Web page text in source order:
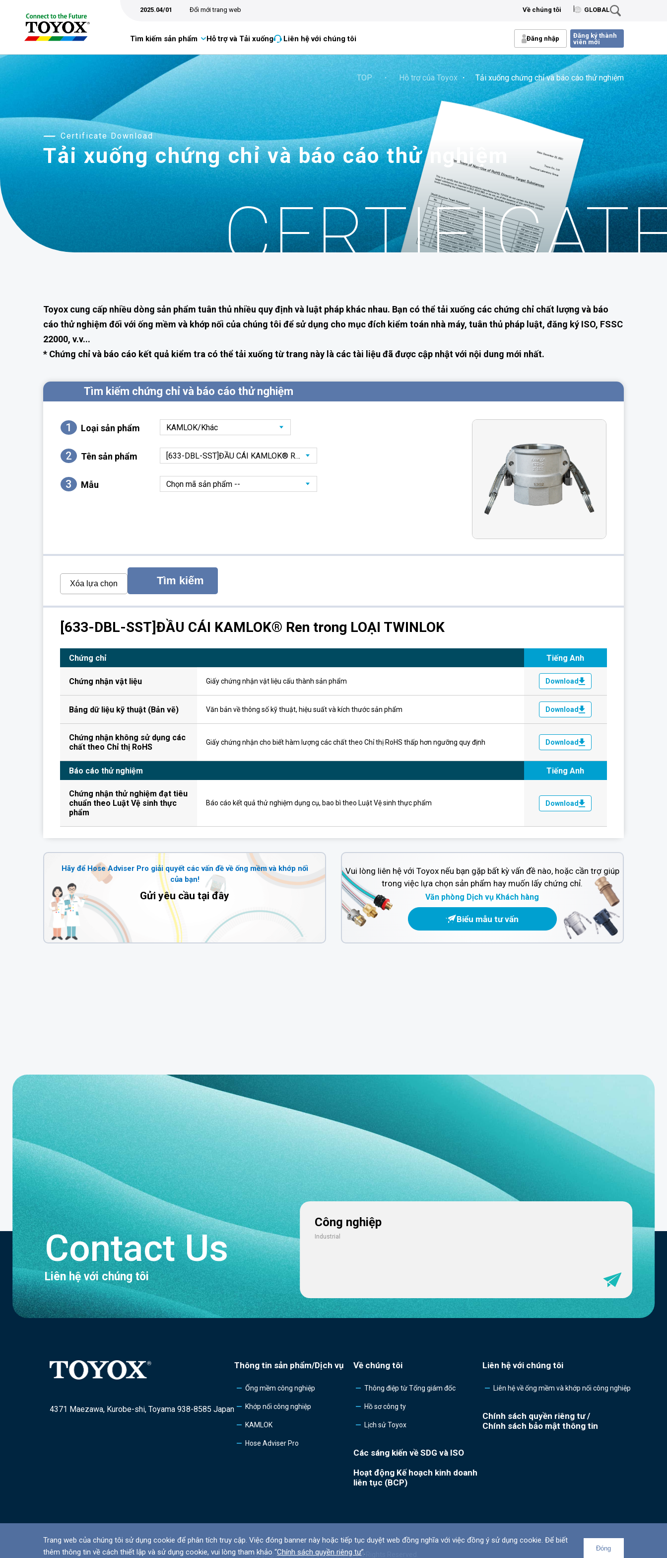
Trang web của chúng tôi sử dụng cookie để phân tích truy cập. Việc đóng banner này hoặc tiếp tục duyệt web đồng nghĩa với việc đồng ý sử dụng cookie. Để biết
thêm thông tin về cách thiết lập và sử dụng cookie, vui lòng tham khảo “Chính sách quyền riêng tư”. Đóng
2025.04/01 Đổi mới trang web Về chúng tôi GLOBAL
Tìm kiếm sản phẩm Hỗ trợ và Tải xuống Liên hệ với chúng tôi Đăng nhập
Đăng ký thành
viên mới
TOP ・ Hỗ trợ của Toyox ・ Tải xuống chứng chỉ và báo cáo thử nghiệm
Certificate Download
Tải xuống chứng chỉ và báo cáo thử nghiệm
Toyox cung cấp nhiều dòng sản phẩm tuân thủ nhiều quy định và luật pháp khác nhau. Bạn có thể tải xuống các chứng chỉ chất lượng và báo
cáo thử nghiệm đối với ống mềm và khớp nối của chúng tôi để sử dụng cho mục đích kiểm toán nhà máy, tuân thủ pháp luật, đăng ký ISO, FSSC
22000, v.v...
* Chứng chỉ và báo cáo kết quả kiểm tra có thể tải xuống từ trang này là các tài liệu đã được cập nhật với nội dung mới nhất.
Tìm kiếm chứng chỉ và báo cáo thử nghiệm
1 Loại sản phẩm
2 Tên sản phẩm
3 Mẫu
Xóa lựa chọn Tìm kiếm
[633-DBL-SST]ĐẦU CÁI KAMLOK® Ren trong LOẠI TWINLOK
Chứng chỉ
Chứng nhận vật liệu Giấy chứng nhận vật liệu cấu thành sản phẩm
Tiếng Anh
Download
Bảng dữ liệu kỹ thuật (Bản vẽ) Văn bản về thông số kỹ thuật, hiệu suất và kích thước sản phẩm Download
Chứng nhận không sử dụng các
chất theo Chỉ thị RoHS
Giấy chứng nhận cho biết hàm lượng các chất theo Chỉ thị RoHS thấp hơn ngưỡng quy định Download
Báo cáo thử nghiệm
Chứng nhận thử nghiệm đạt tiêu
chuẩn theo Luật Vệ sinh thực
phẩm
Báo cáo kết quả thử nghiệm dụng cụ, bao bì theo Luật Vệ sinh thực phẩm
Tiếng Anh
Download
Hãy để Hose Adviser Pro giải quyết các vấn đề về ống mềm và khớp nối
của bạn!
Gửi yêu cầu tại đây
Vui lòng liên hệ với Toyox nếu bạn gặp bất kỳ vấn đề nào, hoặc cần trợ giúp
trong việc lựa chọn sản phẩm hay muốn lấy chứng chỉ.
Văn phòng Dịch vụ Khách hàng
Biểu mẫu tư vấn
Contact Us
Liên hệ với chúng tôi
Công nghiệp
Industrial
4371 Maezawa, Kurobe-shi, Toyama 938-8585 Japan
Thông tin sản phẩm/Dịch vụ
Ống mềm công nghiệp
Khớp nối công nghiệp
KAMLOK
Hose Adviser Pro
Về chúng tôi
Thông điệp từ Tổng giám đốc
Hồ sơ công ty
Lịch sử Toyox
Các sáng kiến về SDG và ISO
Hoạt động Kế hoạch kinh doanh
liên tục (BCP)
Liên hệ với chúng tôi
Liên hệ về ống mềm và khớp nối công nghiệp
Chính sách quyền riêng tư /
Chính sách bảo mật thông tin
Copyright © 2026 TOYOX CO.,LTD. All Rights Reserved.